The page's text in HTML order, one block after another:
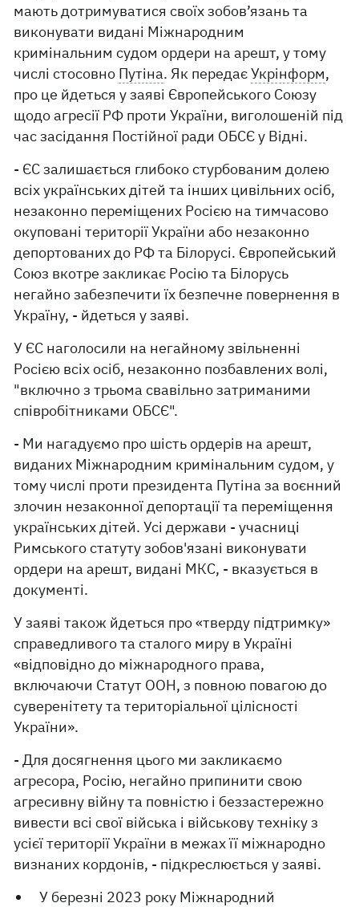
мають дотримуватися своїх зобов’язань та
виконувати видані Міжнародним
кримінальним судом ордери на арешт, у тому
числі стосовно Путіна. Як передаєУкрінформ,
про це йдеться у заяві Європейського Союзу
щодо агресії РФ проти України, виголошеній під
час засідання Постійної ради ОБСЄ у Відні.
- ЄС залишається глибоко стурбованим долею
всіх українських дітей та інших цивільних осіб,
незаконно переміщених Росією на тимчасово
окуповані території України або незаконно
депортованих до РФ та Білорусі. Європейський
Союз вкотре закликає Росію та Білорусь
негайно забезпечити їх безпечне повернення в
Україну, - йдеться у заяві.
У ЄС наголосили на негайному звільненні
Росією всіх осіб, незаконно позбавлених волі,
"включно з трьома свавільно затриманими
співробітниками ОБСЄ".
- Ми нагадуємо про шість ордерів на арешт,
виданих Міжнародним кримінальним судом, у
тому числі проти президента Путіна за воєнний
злочин незаконної депортації та переміщення
українських дітей. Усі держави - учасниці
Римського статуту зобов'язані виконувати
ордери на арешт, видані МКС, - вказується в
документі.
У заяві також йдеться про «тверду підтримку»
справедливого та сталого миру в Україні
«відповідно до міжнародного права,
включаючи Статут ООН, з повною повагою до
суверенітету та територіальної цілісності
України».
- Для досягнення цього ми закликаємо
агресора, Росію, негайно припинити свою
агресивну війну та повністю і беззастережно
вивести всі свої війська і військову техніку з
усієї території України в межах її міжнародно
визнаних кордонів, - підкреслюється у заяві.
У березні 2023 року Міжнародний